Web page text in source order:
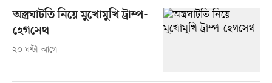
অস্ত্রঘাটতি নিয়ে মুখোমুখি ট্রাম্প-
হেগসেথ
২০ ঘণ্টা আগে